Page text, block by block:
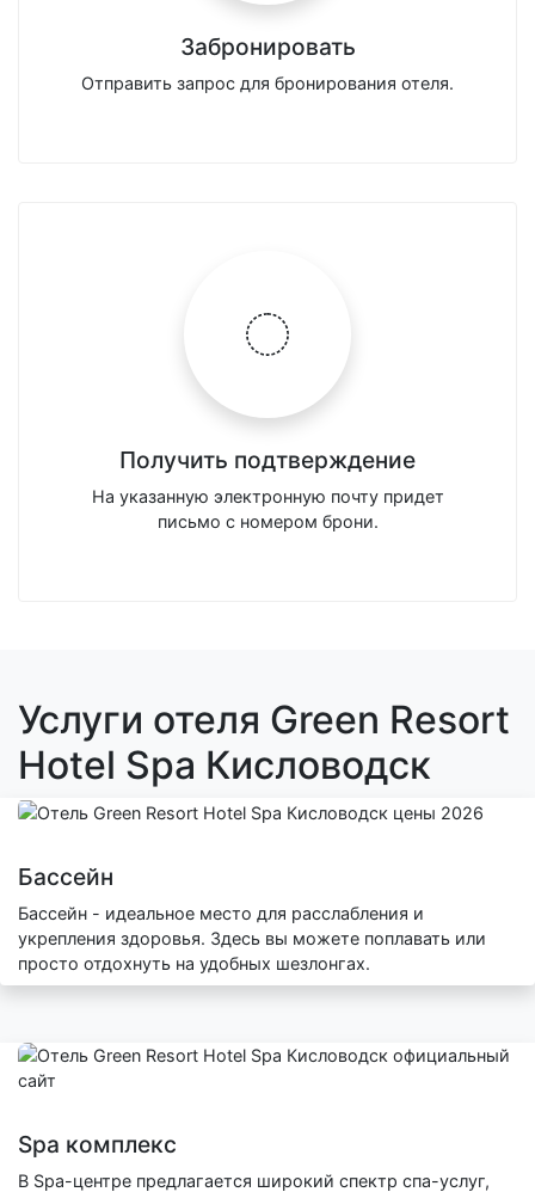
Забронировать
Отправить запрос для бронирования отеля.
Получить подтверждение
На указанную электронную почту придет
письмо с номером брони.
Услуги отеля Green Resort
Hotel Spa Кисловодск
Бассейн
Бассейн - идеальное место для расслабления и
укрепления здоровья. Здесь вы можете поплавать или
просто отдохнуть на удобных шезлонгах.
Spa комплекс
В Spa-центре предлагается широкий спектр спа-услуг,